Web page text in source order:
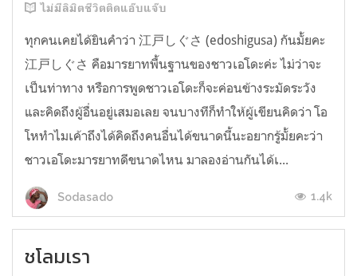
ไม่มีลิมิตชีวิตติดแอ๊บแจ๊บ
ทุกคนเคยได้ยินคำว่า 江戸しぐさ (edoshigusa) กันมั้ยคะ
江戸しぐさ คือมารยาทพื้นฐานของชาวเอโดะค่ะ ไม่ว่าจะ
เป็นท่าทาง หรือการพูดชาวเอโดะก็จะค่อนข้างระมัดระวัง
และคิดถึงผู้อื่นอยู่เสมอเลย จนบางทีก็ทำให้ผู้เขียนคิดว่า โอ
โหทำไมเค้าถึงได้คิดถึงคนอื่นได้ขนาดนี้นะอยากรู้มั้ยคะว่า
ชาวเอโดะมารยาทดีขนาดไหน มาลองอ่านกันได้เ...
Sodasado 1.4k
ชโลมเรา